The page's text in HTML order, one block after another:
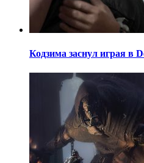
Кодзима заснул играя в